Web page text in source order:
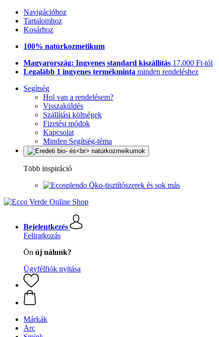
Navigációhoz
Tartalomhoz
Kosárhoz
100% natúrkozmetikum
Magyarország: Ingyenes standard kiszállítás 17.000 Ft-tól
Legalább 1 ingyenes termékminta minden rendeléshez
Segítség
Hol van a rendelésem?
Visszaküldés
Szállítási költségek
Fizetési módok
Kapcsolat
Minden Segítség-téma
Több inspiráció
Öko-tisztítószerek és sok más
Bejelentkezés
Feliratkozás
Ön új nálunk?
Ügyfélfiók nyitása
Márkák
Arc